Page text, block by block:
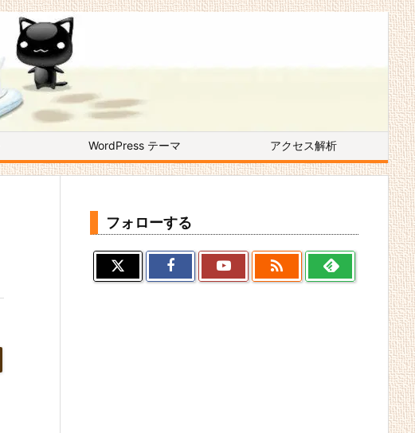
WordPress テーマ アクセス解析
フォローする
